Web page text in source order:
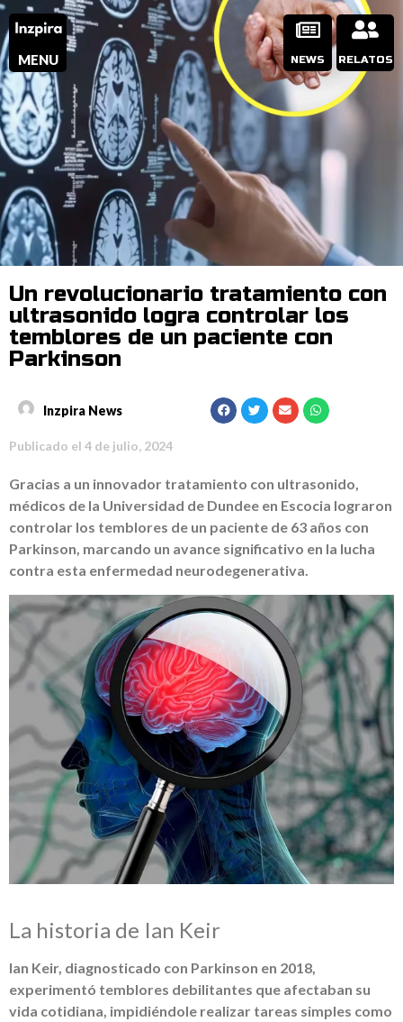
MENU NEWS RELATOS
Un revolucionario tratamiento con
ultrasonido logra controlar los
temblores de un paciente con
Parkinson
Inzpira News
Publicado el 4 de julio, 2024
Gracias a un innovador tratamiento con ultrasonido,
médicos de la Universidad de Dundee en Escocia lograron
controlar los temblores de un paciente de 63 años con
Parkinson, marcando un avance significativo en la lucha
contra esta enfermedad neurodegenerativa.
La historia de Ian Keir
Ian Keir, diagnosticado con Parkinson en 2018,
experimentó temblores debilitantes que afectaban su
vida cotidiana, impidiéndole realizar tareas simples como